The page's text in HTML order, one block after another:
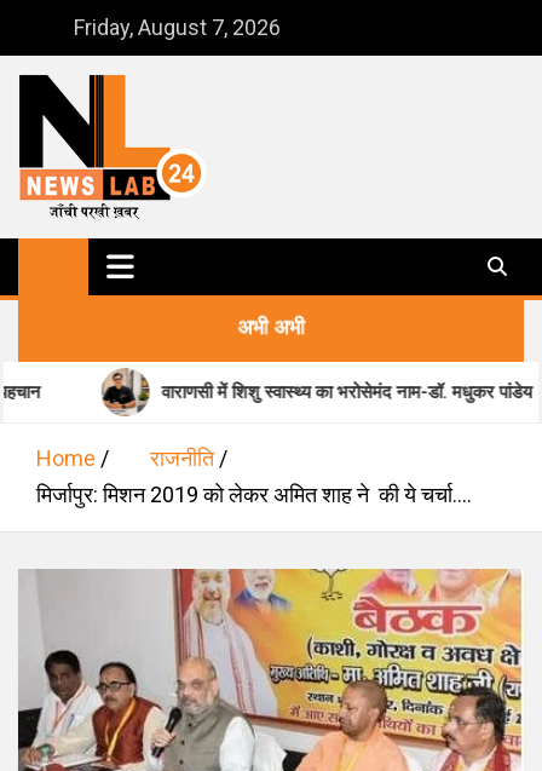
content
Friday, August 7, 2026
NewsLab24
जाँची परखी ख़बर
अभी अभी
वाराणसी में शिशु स्वास्थ्य का भरोसेमंद नाम-डॉ. मधुकर पांडेय
Home
राजनीति
मिर्जापुर: मिशन 2019 को लेकर अमित शाह ने की ये चर्चा….